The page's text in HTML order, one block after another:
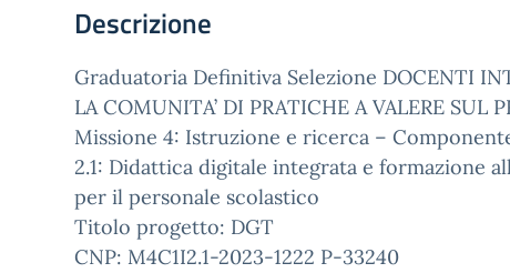
Descrizione
Graduatoria Definitiva Selezione DOCENTI
LA COMUNITA’ DI PRATICHE A VALERE SUL
Missione 4: Istruzione e ricerca –
2.1: Didattica digitale integrata e formazione
per il personale scolastico
Titolo progetto: DGT
CNP: M4C1I2.1-2023-1222 P-33240